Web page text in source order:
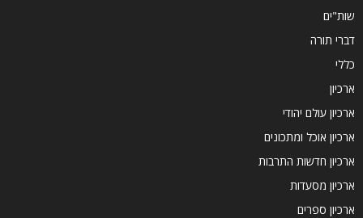
שות"ים
דברי תורה
כללי
ארכיון
ארכיון עולם יהודי
ארכיון אוכל ומתכונים
ארכיון חדשות התרבות
ארכיון מסעדות
ארכיון ספרים